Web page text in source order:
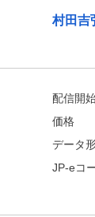
村田吉
配信開
価格
データ
JP-eコ